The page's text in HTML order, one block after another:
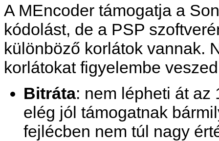
A MEncoder támogatja a
kódolást, de a PSP
különböző korlátok vannak.
korlátokat figyelembe
Bitráta: nem lépheti át az
elég jól támogatnak
fejlécben nem túl nagy